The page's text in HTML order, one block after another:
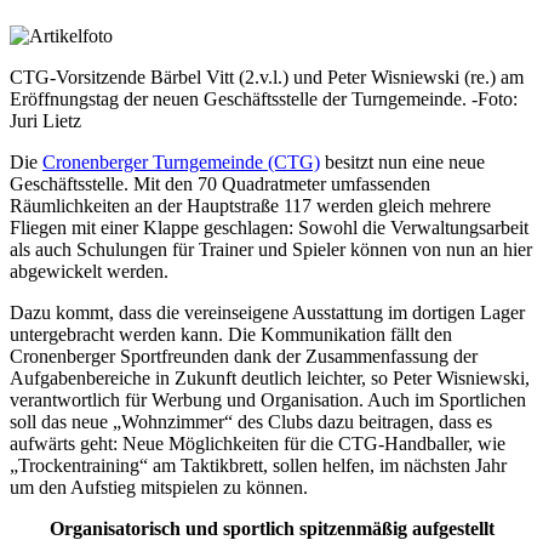
CTG-Vorsitzende Bärbel Vitt (2.v.l.) und Peter Wisniewski (re.) am
Eröffnungstag der neuen Geschäftsstelle der Turngemeinde. -Foto:
Juri Lietz
Die Cronenberger Turngemeinde (CTG) besitzt nun eine neue
Geschäftsstelle. Mit den 70 Quadratmeter umfassenden
Räumlichkeiten an der Hauptstraße 117 werden gleich mehrere
Fliegen mit einer Klappe geschlagen: Sowohl die Verwaltungsarbeit
als auch Schulungen für Trainer und Spieler können von nun an hier
abgewickelt werden.
Dazu kommt, dass die vereinseigene Ausstattung im dortigen Lager
untergebracht werden kann. Die Kommunikation fällt den
Cronenberger Sportfreunden dank der Zusammenfassung der
Aufgabenbereiche in Zukunft deutlich leichter, so Peter Wisniewski,
verantwortlich für Werbung und Organisation. Auch im Sportlichen
soll das neue „Wohnzimmer“ des Clubs dazu beitragen, dass es
aufwärts geht: Neue Möglichkeiten für die CTG-Handballer, wie
„Trockentraining“ am Taktikbrett, sollen helfen, im nächsten Jahr
um den Aufstieg mitspielen zu können.
Organisatorisch und sportlich spitzenmäßig aufgestellt